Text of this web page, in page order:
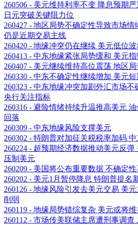
260506 - 美元维持利率不变 降息预期
日元突破关键阻力位
260427 - 地区局势不确定性导致市场
仍是近期交易主线
260420 - 地缘冲突仍在继续 美元低位
260413 - 中东地缘紧张局势缓和 美元
260407 - 美元继续维持高位震荡 地区
260330 - 中东不确定性继续增加 美元
260323 - 中东地缘冲突加剧外汇市场
央行关注指标
260316 - 避险情绪持续升温推高美元
回落
260309 - 中东地缘风险支撑美元
260302 - 特朗普对加征关税税率加码
260224 - 超预期经济数据推动美元反
压制美元
260209 - 美国将公布重要数据 不确定
260202 - 美元1月暂停降息 特朗普提名
260126 - 地缘风险引发去美元交易 美
削弱
260119 - 地缘局势错综复杂 美元或将
260112 - 市场传美联储主席遭刑事调